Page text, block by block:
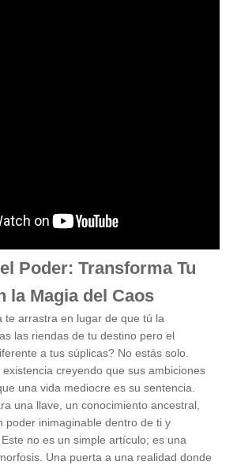
Poder: Transforma Tu
la Magia del Caos
te arrastra en lugar de que tú la
las riendas de tu destino pero el
a tus súplicas? No estás solo.
creyendo que sus ambiciones
una vida mediocre es su sentencia.
una llave, un conocimiento ancestral,
poder inimaginable dentro de ti y
no es un simple artículo; es una
Una puerta a una realidad donde